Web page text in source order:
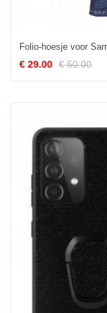
€ 29.00 € 50.00